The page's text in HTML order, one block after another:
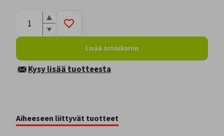
Lisää ostoskoriin
Kysy lisää tuotteesta
Aiheeseen liittyvät tuotteet